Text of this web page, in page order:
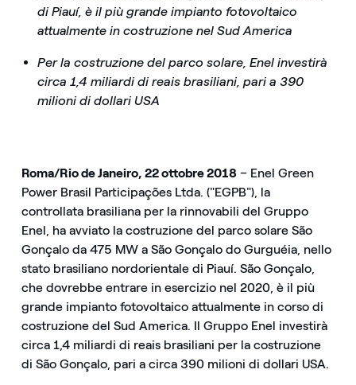
di Piauí, è il più grande impianto fotovoltaico
attualmente in costruzione nel Sud America
Per la costruzione del parco solare, Enel investirà
circa 1,4 miliardi di reais brasiliani, pari a 390
milioni di dollari USA
Roma/Rio de Janeiro, 22 ottobre 2018– Enel Green
Power Brasil Participações Ltda. ("EGPB"), la
controllata brasiliana per la rinnovabili del Gruppo
Enel, ha avviato la costruzione del parco solare São
Gonçalo da 475 MW a São Gonçalo do Gurguéia, nello
stato brasiliano nordorientale di Piauí. São Gonçalo,
che dovrebbe entrare in esercizio nel 2020, è il più
grande impianto fotovoltaico attualmente in corso di
costruzione del Sud America. Il Gruppo Enel investirà
circa 1,4 miliardi di reais brasiliani per la costruzione
di São Gonçalo, pari a circa 390 milioni di dollari USA.